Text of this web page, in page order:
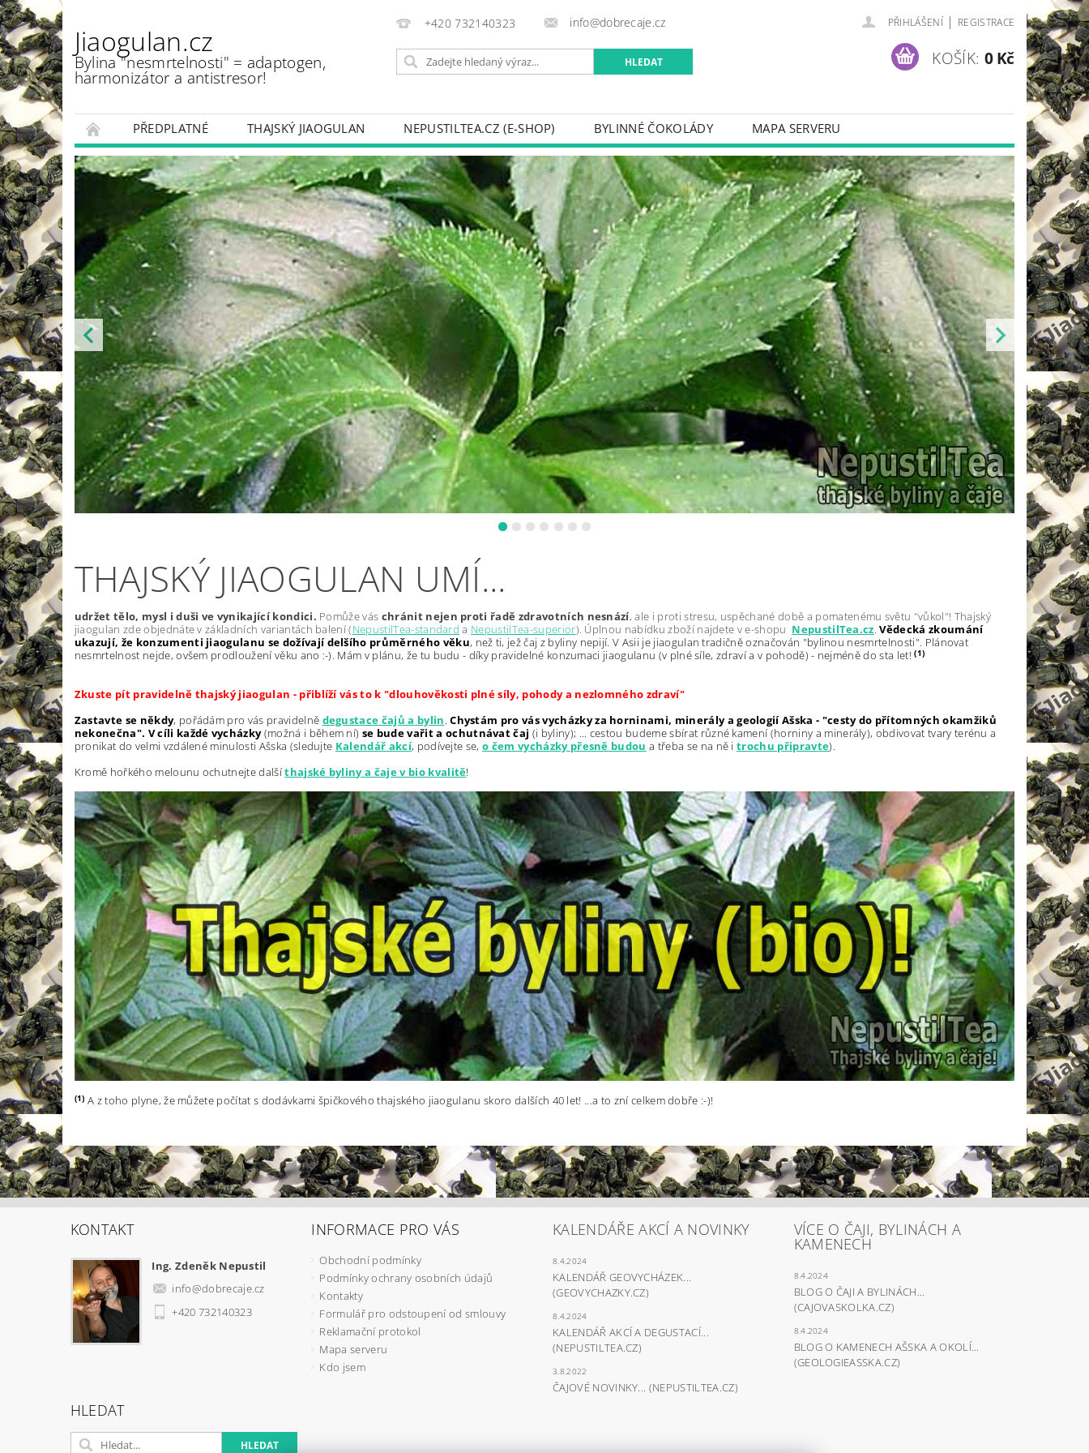
Jiaogulan.cz
Bylina "nesmrtelnosti" = adaptogen,
harmonizátor a antistresor!
+420 732140323 info@dobrecaje.cz PŘIHLÁŠENÍ | REGISTRACE
KOŠÍK: 0 Kč
PŘEDPLATNÉ THAJSKÝ JIAOGULAN NEPUSTILTEA.CZ (E-SHOP) BYLINNÉ ČOKOLÁDY MAPA SERVERU
THAJSKÝ JIAOGULAN UMÍ...
udržet tělo, mysl i duši ve vynikající kondici. Pomůže vás chránit nejen proti řadě zdravotních nesnází, ale i proti stresu, uspěchané době a pomatenému světu "vůkol"! Thajský
jiaogulan zde objednáte v základních variantách balení (NepustilTea-standard a NepustilTea-superior). Úplnou nabídku zboží najdete v e-shopu NepustilTea.cz.Vědecká zkoumání
ukazují, že konzumenti jiaogulanu se dožívají delšího průměrného věku, než ti, jež čaj z byliny nepijí. V Asii je jiaogulan tradičně označován "bylinou nesmrtelnosti". Plánovat
nesmrtelnost nejde, ovšem prodloužení věku ano :-). Mám v plánu, že tu budu - díky pravidelné konzumaci jiaogulanu (v plné síle, zdraví a v pohodě) - nejméně do sta let!(1)
Zkuste pít pravidelně thajský jiaogulan - přiblíží vás to k "dlouhověkosti plné síly, pohody a nezlomného zdraví"
Zastavte se někdy, pořádám pro vás pravidelně degustace čajů a bylin.Chystám pro vás vycházky za horninami, minerály a geologií Ašska - "cesty do přítomných okamžiků
nekonečna". V cíli každé vycházky(možná i během ní) se bude vařit a ochutnávat čaj (i byliny); ... cestou budeme sbírat různé kamení (horniny a minerály), obdivovat tvary terénu a
pronikat do velmi vzdálené minulosti Ašska (sledujte Kalendář akcí, podívejte se,o čem vycházky přesně budou a třeba se na ně itrochu připravte).
Kromě hořkého melounu ochutnejte dalšíthajské byliny a čaje v bio kvalitě!
(1) A z toho plyne, že můžete počítat s dodávkami špičkového thajského jiaogulanu skoro dalších 40 let! ...a to zní celkem dobře :-)!
KONTAKT
Ing. Zdeněk Nepustil
info@dobrecaje.cz
+420 732140323
INFORMACE PRO VÁS
Obchodní podmínky
Podmínky ochrany osobních údajů
Kontakty
Formulář pro odstoupení od smlouvy
Reklamační protokol
Mapa serveru
Kdo jsem
KALENDÁŘE AKCÍ A NOVINKY
8.4.2024
KALENDÁŘ GEOVYCHÁZEK...
(GEOVYCHAZKY.CZ)
8.4.2024
KALENDÁŘ AKCÍ A DEGUSTACÍ...
(NEPUSTILTEA.CZ)
3.8.2022
ČAJOVÉ NOVINKY... (NEPUSTILTEA.CZ)
VÍCE O ČAJI, BYLINÁCH A
KAMENECH
8.4.2024
BLOG O ČAJI A BYLINÁCH...
(CAJOVASKOLKA.CZ)
8.4.2024
BLOG O KAMENECH AŠSKA A OKOLÍ...
(GEOLOGIEASSKA.CZ)
HLEDAT